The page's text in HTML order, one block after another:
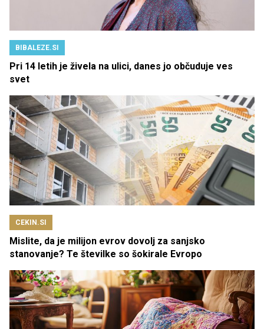
BIBALEZE.SI
Pri 14 letih je živela na ulici, danes jo občuduje ves
svet
CEKIN.SI
Mislite, da je milijon evrov dovolj za sanjsko
stanovanje? Te številke so šokirale Evropo